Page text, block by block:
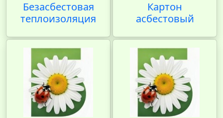
Безасбестовая
теплоизоляция
Картон
асбестовый